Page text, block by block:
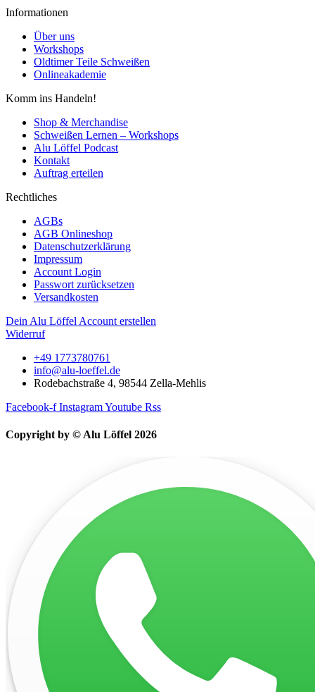
Informationen
Über uns
Workshops
Oldtimer Teile Schweißen
Onlineakademie
Komm ins Handeln!
Shop & Merchandise
Schweißen Lernen – Workshops
Alu Löffel Podcast
Kontakt
Auftrag erteilen
Rechtliches
AGBs
AGB Onlineshop
Datenschutzerklärung
Impressum
Account Login
Passwort zurücksetzen
Versandkosten
Dein Alu Löffel Account erstellen
Widerruf
+49 1773780761
info@alu-loeffel.de
Rodebachstraße 4, 98544 Zella-Mehlis
Facebook-f InstagramYoutube Rss
Copyright by © Alu Löffel 2026